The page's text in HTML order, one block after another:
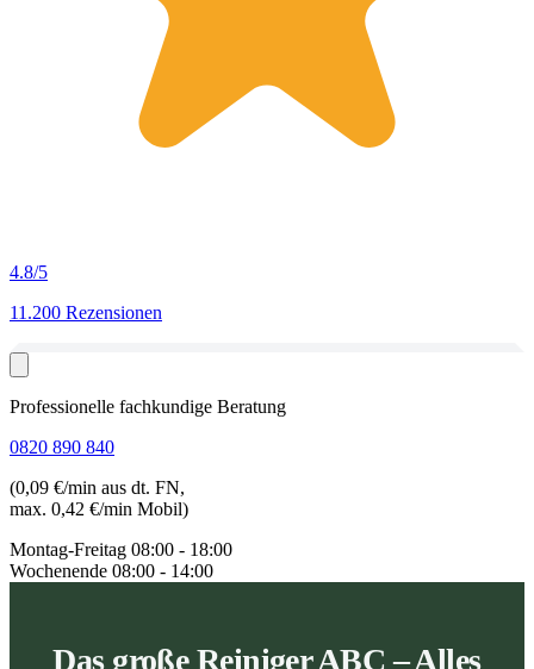
4.8/5
11.200 Rezensionen
Professionelle fachkundige Beratung
0820 890 840
(0,09 €/min aus dt. FN,
max. 0,42 €/min Mobil)
Montag-Freitag 08:00 - 18:00
Wochenende 08:00 - 14:00
Das große Reiniger ABC – Alles